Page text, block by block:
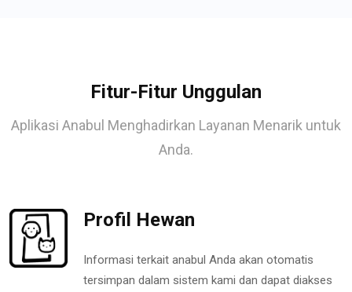
Fitur-Fitur Unggulan
Aplikasi Anabul Menghadirkan Layanan Menarik untuk
Anda.
Profil Hewan
Informasi terkait anabul Anda akan otomatis
tersimpan dalam sistem kami dan dapat diakses